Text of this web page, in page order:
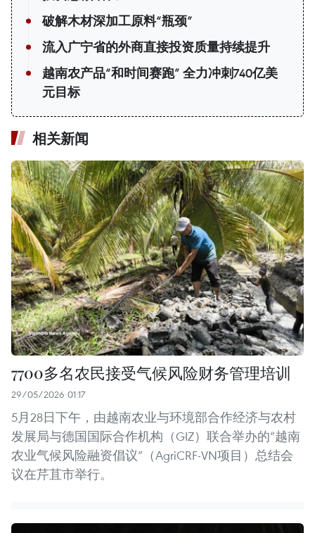
破解木材深加工原料“瓶颈”
流入广宁省的外商直接投资质量持续提升
越南农产品“和时间赛跑” 全力冲刺740亿美
元目标
相关新闻
7700多名农民接受气候风险财务管理培训
29/05/2026 01:17
5月28日下午，由越南农业与环境部合作经济与农村
发展局与德国国际合作机构（GIZ）联合举办的“越南
农业气候风险融资倡议”（AgriCRF-VN项目）总结会
议在芹苴市举行。